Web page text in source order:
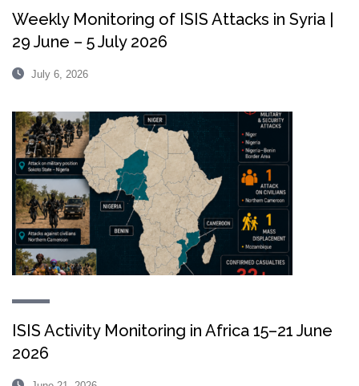
Weekly Monitoring of ISIS Attacks in Syria |
29 June – 5 July 2026
July 6, 2026
ISIS Activity Monitoring in Africa 15–21 June
2026